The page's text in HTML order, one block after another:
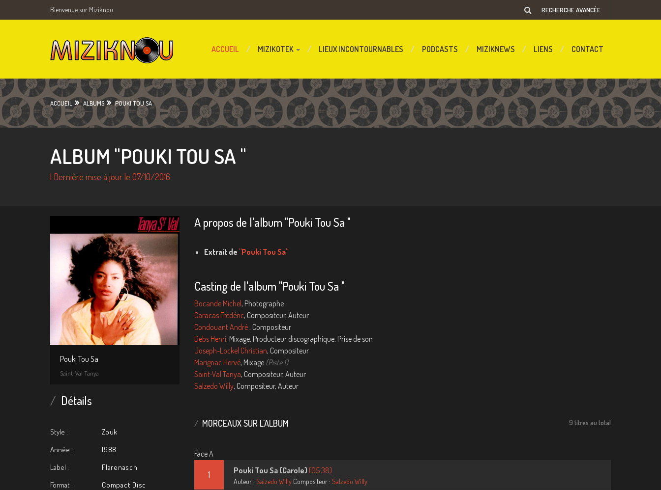
Bienvenue sur Miziknou RECHERCHE AVANCÉE
ACCUEIL MIZIKOTEK LIEUX INCONTOURNABLES PODCASTS MIZIKNEWS LIENS CONTACT
ACCUEIL ALBUMS POUKI TOU SA
ALBUM "POUKI TOU SA "
| Dernière mise à jour le 07/10/2016
Pouki Tou Sa
Saint-Val Tanya
Détails
Style :
Zouk
Année :
1988
Label :
Flarenasch
Format :
Compact Disc
A propos de l'album "Pouki Tou Sa "
Extrait de "Pouki Tou Sa"
Casting de l'album "Pouki Tou Sa "
Bocande Michel, Photographe
Caracas Frédéric, Compositeur, Auteur
Condouant André, Compositeur
Debs Henri, Mixage, Producteur discographique, Prise de son
Joseph-Lockel Christian, Compositeur
Marignac Hervé, Mixage(Piste 1)
Saint-Val Tanya, Compositeur, Auteur
Salzedo Willy, Compositeur, Auteur
MORCEAUX SUR L'ALBUM 9 titres au total
Face A
1 Pouki Tou Sa (Carole) (05:38)
Auteur : Salzedo WillyCompositeur : Salzedo Willy